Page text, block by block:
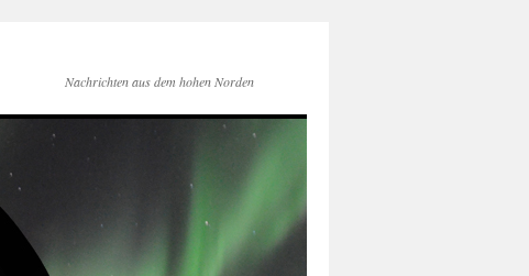
Nachrichten aus dem hohen Norden